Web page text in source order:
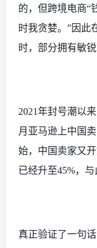
的，但跨境电商“
时我贪婪。”因此
时，部分拥有敏
2021年封号潮以
月亚马逊上中国
始，中国卖家又
已经升至45%，
真正验证了一句话